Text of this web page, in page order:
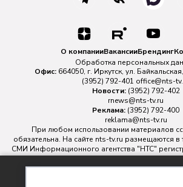
О компанииВакансииБрендинг
Обработка персональных
Офис: 664050, г. Иркутск, ул.
(3952) 792-401 office@nts-
Новости: (3952) 792-402
rnews@nts-tv.ru
Реклама: (3952) 792-400
reklama@nts-tv.ru
При любом использовании материалов
обязательна. На сайте nts-tv.ru размещаются
СМИ Информационного агентства "НТС"
№ ФС 77 - 88763 зарегистрировано
надзору в сфере связи, информационных